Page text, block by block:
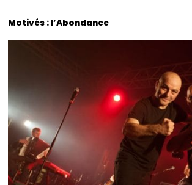
Motivés : l’Abondance